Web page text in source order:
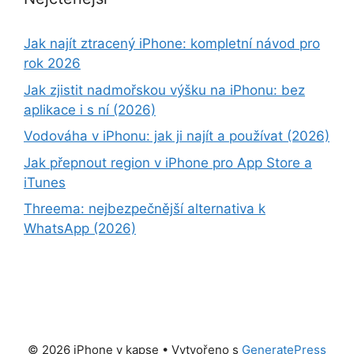
Jak najít ztracený iPhone: kompletní návod pro
rok 2026
Jak zjistit nadmořskou výšku na iPhonu: bez
aplikace i s ní (2026)
Vodováha v iPhonu: jak ji najít a používat (2026)
Jak přepnout region v iPhone pro App Store a
iTunes
Threema: nejbezpečnější alternativa k
WhatsApp (2026)
© 2026 iPhone v kapse • Vytvořeno s GeneratePress